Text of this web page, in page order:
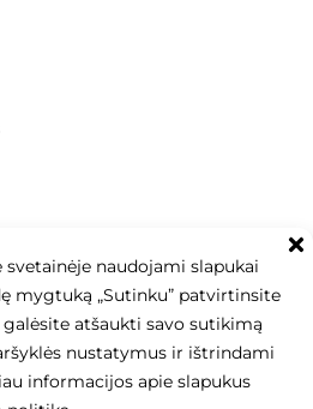
naudojami slapukai
mygtuką „Sutinku” patvirtinsite
atšaukti savo sutikimą
nustatymus ir ištrindami
informacijos apie slapukus